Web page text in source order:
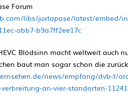
Forum
libs/juxtapose/latest/embed/
abb7-b9a7ff2ee17c
Blödsinn macht weltweit auch
baut man sogar schon die zurück
news/empfang/dvb-t/
an-vier-standorten-